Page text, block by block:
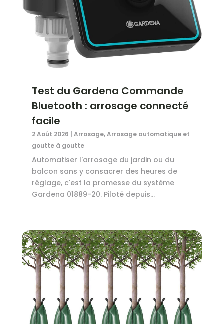
Test du Gardena Commande
Bluetooth : arrosage connecté
facile
2 Août 2026 Arrosage,Arrosage automatique et
goutte à goutte
Automatiser l'arrosage du jardin ou du
balcon sans y consacrer des heures de
réglage, c'est la promesse du système
Gardena 01889-20. Piloté depuis...